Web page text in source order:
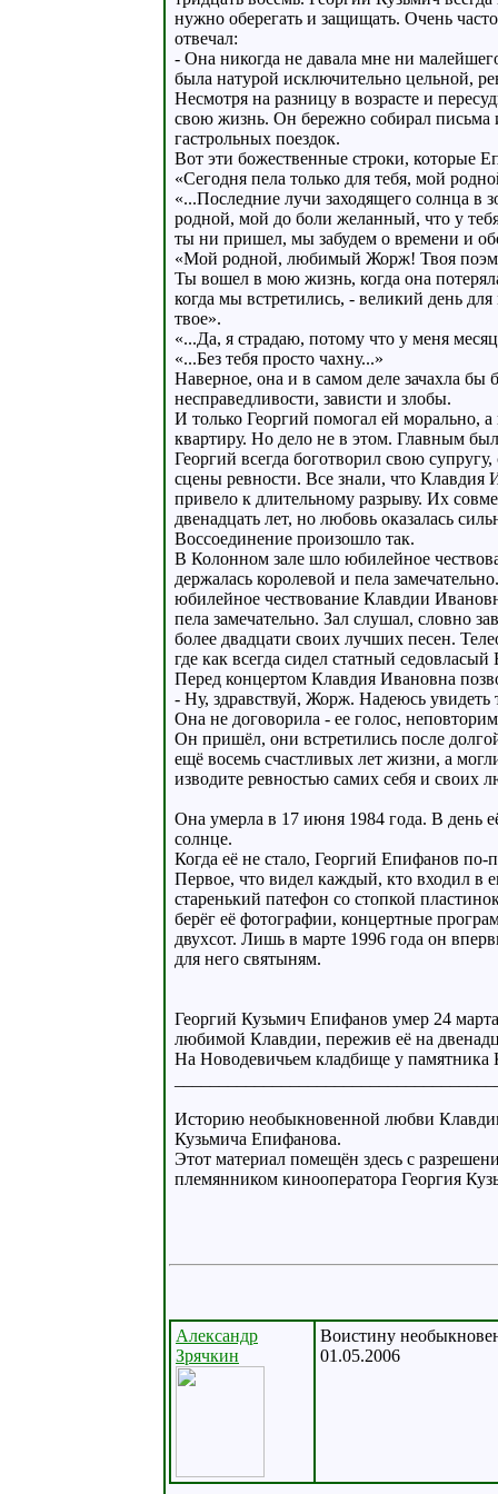
нужно оберегать и защищать. Очень
отвечал:
- Она никогда не давала мне ни
была натурой исключительно цельной,
Несмотря на разницу в возрасте и
свою жизнь. Он бережно собирал письма
гастрольных поездок.
Вот эти божественные строки, которые
«Сегодня пела только для тебя, мой
«...Последние лучи заходящего солнца в
родной, мой до боли желанный, что у
ты ни пришел, мы забудем о времени и
«Мой родной, любимый Жорж! Твоя
Ты вошел в мою жизнь, когда она
когда мы встретились, - великий день
твое».
«...Да, я страдаю, потому что у меня
«...Без тебя просто чахну...»
Наверное, она и в самом деле зачахла
несправедливости, зависти и злобы.
И только Георгий помогал ей морально,
квартиру. Но дело не в этом. Главным
Георгий всегда боготворил свою
сцены ревности. Все знали, что Клавдия
привело к длительному разрыву. Их
двенадцать лет, но любовь оказалась
Воссоединение произошло так.
В Колонном зале шло юбилейное
держалась королевой и пела
юбилейное чествование Клавдии
пела замечательно. Зал слушал, словно
более двадцати своих лучших песен.
где как всегда сидел статный
Перед концертом Клавдия Ивановна
- Ну, здравствуй, Жорж. Надеюсь увидеть
Она не договорила - ее голос,
Он пришёл, они встретились после
ещё восемь счастливых лет жизни, а
изводите ревностью самих себя и своих
Она умерла в 17 июня 1984 года. В день
солнце.
Когда её не стало, Георгий Епифанов
Первое, что видел каждый, кто входил
старенький патефон со стопкой
берёг её фотографии, концертные
двухсот. Лишь в марте 1996 года он
для него святыням.
Георгий Кузьмич Епифанов умер 24
любимой Клавдии, пережив её на
На Новодевичьем кладбище у
Историю необыкновенной любви
Кузьмича Епифанова.
Этот материал помещён здесь с
племянником кинооператора Георгия
Александр
Зрячкин
Воистину
01.05.2006